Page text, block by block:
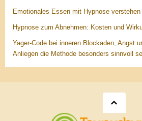
Emotionales Essen mit Hypnose verstehen
Hypnose zum Abnehmen: Kosten und
Yager-Code bei inneren Blockaden, Angst
Anliegen die Methode besonders sinnvoll